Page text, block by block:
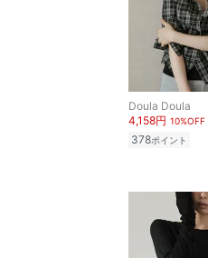
Doula Doula
4,158円 10%OFF
378ポイント